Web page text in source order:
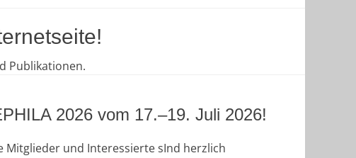
Publikationen.
2026 vom 17.–19. Juli 2026!
Mitglieder und Interessierte sInd herzlich